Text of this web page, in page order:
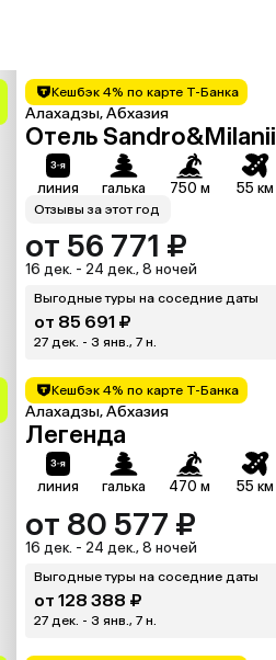
Кешбэк 4% по карте Т-Банка
Алахадзы, Абхазия
Отель Sandro&Milanii
линия галька 750 м 55 км
Отзывы за этот год
от 56 771 ₽
16 дек. - 24 дек., 8 ночей
Выгодные туры на соседние даты
от 85 691 ₽
27 дек. - 3 янв., 7 н.
Кешбэк 4% по карте Т-Банка
Алахадзы, Абхазия
Легенда
линия галька 470 м 55 км
от 80 577 ₽
16 дек. - 24 дек., 8 ночей
Выгодные туры на соседние даты
от 128 388 ₽
27 дек. - 3 янв., 7 н.